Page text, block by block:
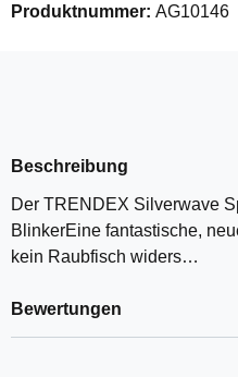
Produktnummer: AG10146
Beschreibung
Der TRENDEX Silverwave
BlinkerEine fantastische,
kein Raubfisch widers…
Bewertungen